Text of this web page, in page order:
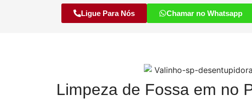
Ligue Para Nós Chamar no Whatsapp
Limpeza de Fossa em no